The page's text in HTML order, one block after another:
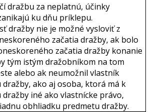
dražbu za neplatnú, účinky
ku dňu príklepu.
dražby nie je možné vysloviť z
začatia dražby, ak bolo
začatia dražby konanie
tým istým dražobníkom na tom
alebo ak neumožnil vlastník
ako aj osoba, ktorá má k
iné ako vlastnícke právo,
obhliadku predmetu dražby.